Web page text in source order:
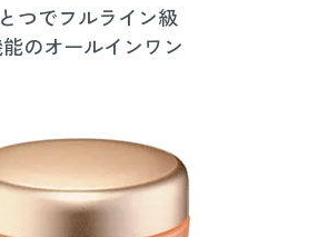
つでフルライン級
のオールインワン